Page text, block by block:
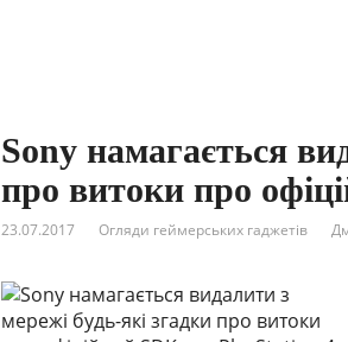
Sony намагається
про витоки про
23.07.2017 Огляди геймерських гаджетів